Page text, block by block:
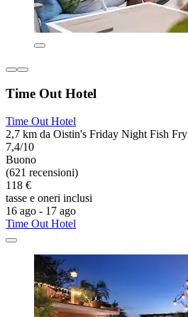
Time Out Hotel
Time Out Hotel
2,7 km da Oistin's Friday Night Fish Fry
7,4/10
Buono
(621 recensioni)
118 €
tasse e oneri inclusi
16 ago - 17 ago
Time Out Hotel